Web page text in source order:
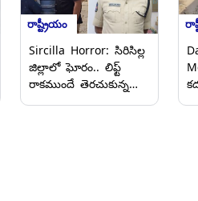
రాష్ట్రీయం
Sircilla Horror: సిరిసిల్ల
జిల్లాలో ఘోరం.. లిఫ్ట్
రాకముందే తెరచుకున్న